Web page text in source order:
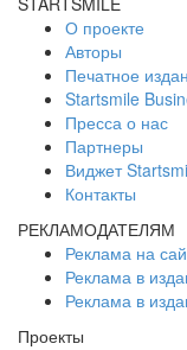
О проекте
Авторы
Печатное
Startsmile
Пресса о нас
Партнеры
Виджет
Контакты
РЕКЛАМОДАТЕЛЯМ
Реклама на
Реклама в
Реклама в
Проекты